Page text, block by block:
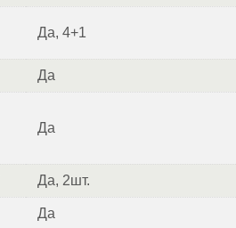
Да, 4+1
Да
Да
Да, 2шт.
Да